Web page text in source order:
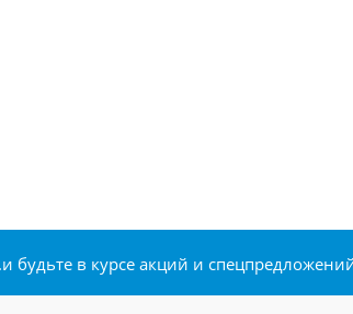
будьте в курсе акций и